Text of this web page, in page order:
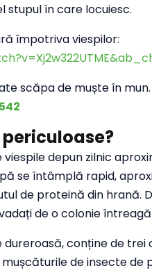
stupul în care locuiesc.
împotriva viespilor:
scăpa de muște în
depun zilnic
se întâmplă rapid,
de proteină din hrană.
de o colonie întreagă
conține de trei
de insecte de